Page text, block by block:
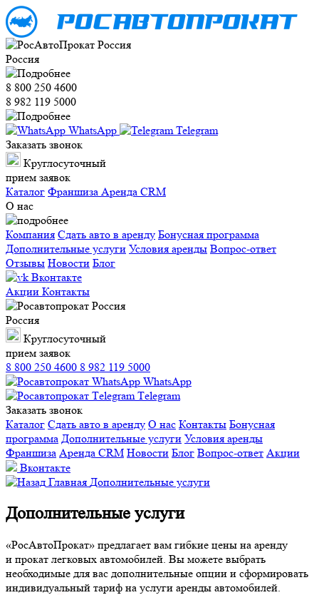
Россия
8 800 250 4600
8 982 119 5000
WhatsApp
Telegram
Заказать звонок
Круглосуточный
прием заявок
Каталог Франшиза Аренда CRM
О нас
Компания Сдать авто в аренду Бонусная программа
Дополнительные услуги Условия аренды Вопрос-ответ
Отзывы Новости Блог
Вконтакте
Акции Контакты
Россия
Круглосуточный
прием заявок
8 800 250 4600 8 982 119 5000
WhatsApp
Тelegram
Заказать звонок
Каталог Сдать авто в аренду О нас Контакты Бонусная
программа Дополнительные услуги Условия аренды
Франшиза Аренда CRM Новости Блог Вопрос-ответ Акции
Вконтакте
Главная Дополнительные услуги
Дополнительные услуги
«РосАвтоПрокат» предлагает вам гибкие цены на аренду
и прокат легковых автомобилей. Вы можете выбрать
необходимые для вас дополнительные опции и сформировать
индивидуальный тариф на услуги аренды автомобилей.